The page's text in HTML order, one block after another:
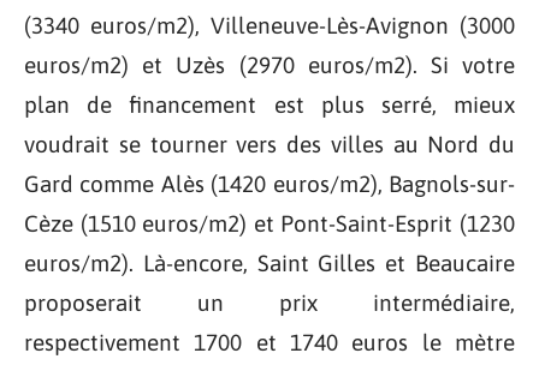
(3340 euros/m2), Villeneuve-Lès-Avignon (3000
euros/m2) et Uzès (2970 euros/m2). Si votre
plan de financement est plus serré, mieux
voudrait se tourner vers des villes au Nord du
Gard comme Alès (1420 euros/m2), Bagnols-sur-
Cèze (1510 euros/m2) et Pont-Saint-Esprit (1230
euros/m2). Là-encore, Saint Gilles et Beaucaire
proposerait un prix intermédiaire,
respectivement 1700 et 1740 euros le mètre